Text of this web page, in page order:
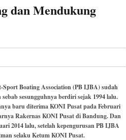
dan Mendukung
Sport Boating Association (PB IJBA) sudah
sesungguhnya berdiri sejak 1994 lalu.
baru diterima KONI Pusat pada Februari
Rakernas KONI Pusat di Bandung. Dan
2014 lalu, setelah kepengurusan PB IJBA
selaku Ketum KONI Pusat.